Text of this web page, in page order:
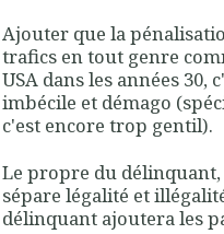
Ajouter que la
trafics en tout genre
USA dans les années
imbécile et démago
c'est encore trop gentil).
Le propre du
sépare légalité et
délinquant ajoutera les